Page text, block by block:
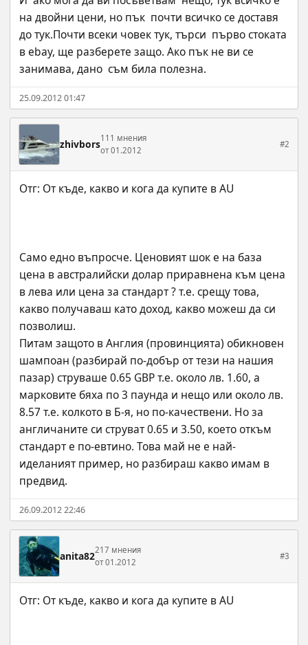
на двойни цени, но пък  почти всичко се доставя
до тук.Почти всеки човек тук, търси  първо стоката
в еbay, ще разберете защо. Ако пък не ви се
занимава, дано  съм била полезна.
25.09.2012 01:47
zhivbors111 мнения
от 01.2012
#2
Само едно въпросче. Ценовият шок е на база
цена в австралийски долар приравнена към цена
в лева или цена за стандарт ? т.е. срещу това,
какво получаваш като доход, какво можеш да си
позволиш.
Питам защото в Англия (провинцията) обикновен
шампоан (разбирай по-добър от тези на нашия
пазар) струваше 0.65 GBP т.е. около лв. 1.60, а
марковите бяха по 3 паунда и нещо или около лв.
8.57 т.е. колкото в Б-я, но по-качествени. Но за
англичаните си струват 0.65 и 3.50, което откъм
стандарт е по-евтино. Това май не е най-
иделаният пример, но разбираш какво имам в
предвид.
26.09.2012 22:46
anita82217 мнения
от 01.2012
#3